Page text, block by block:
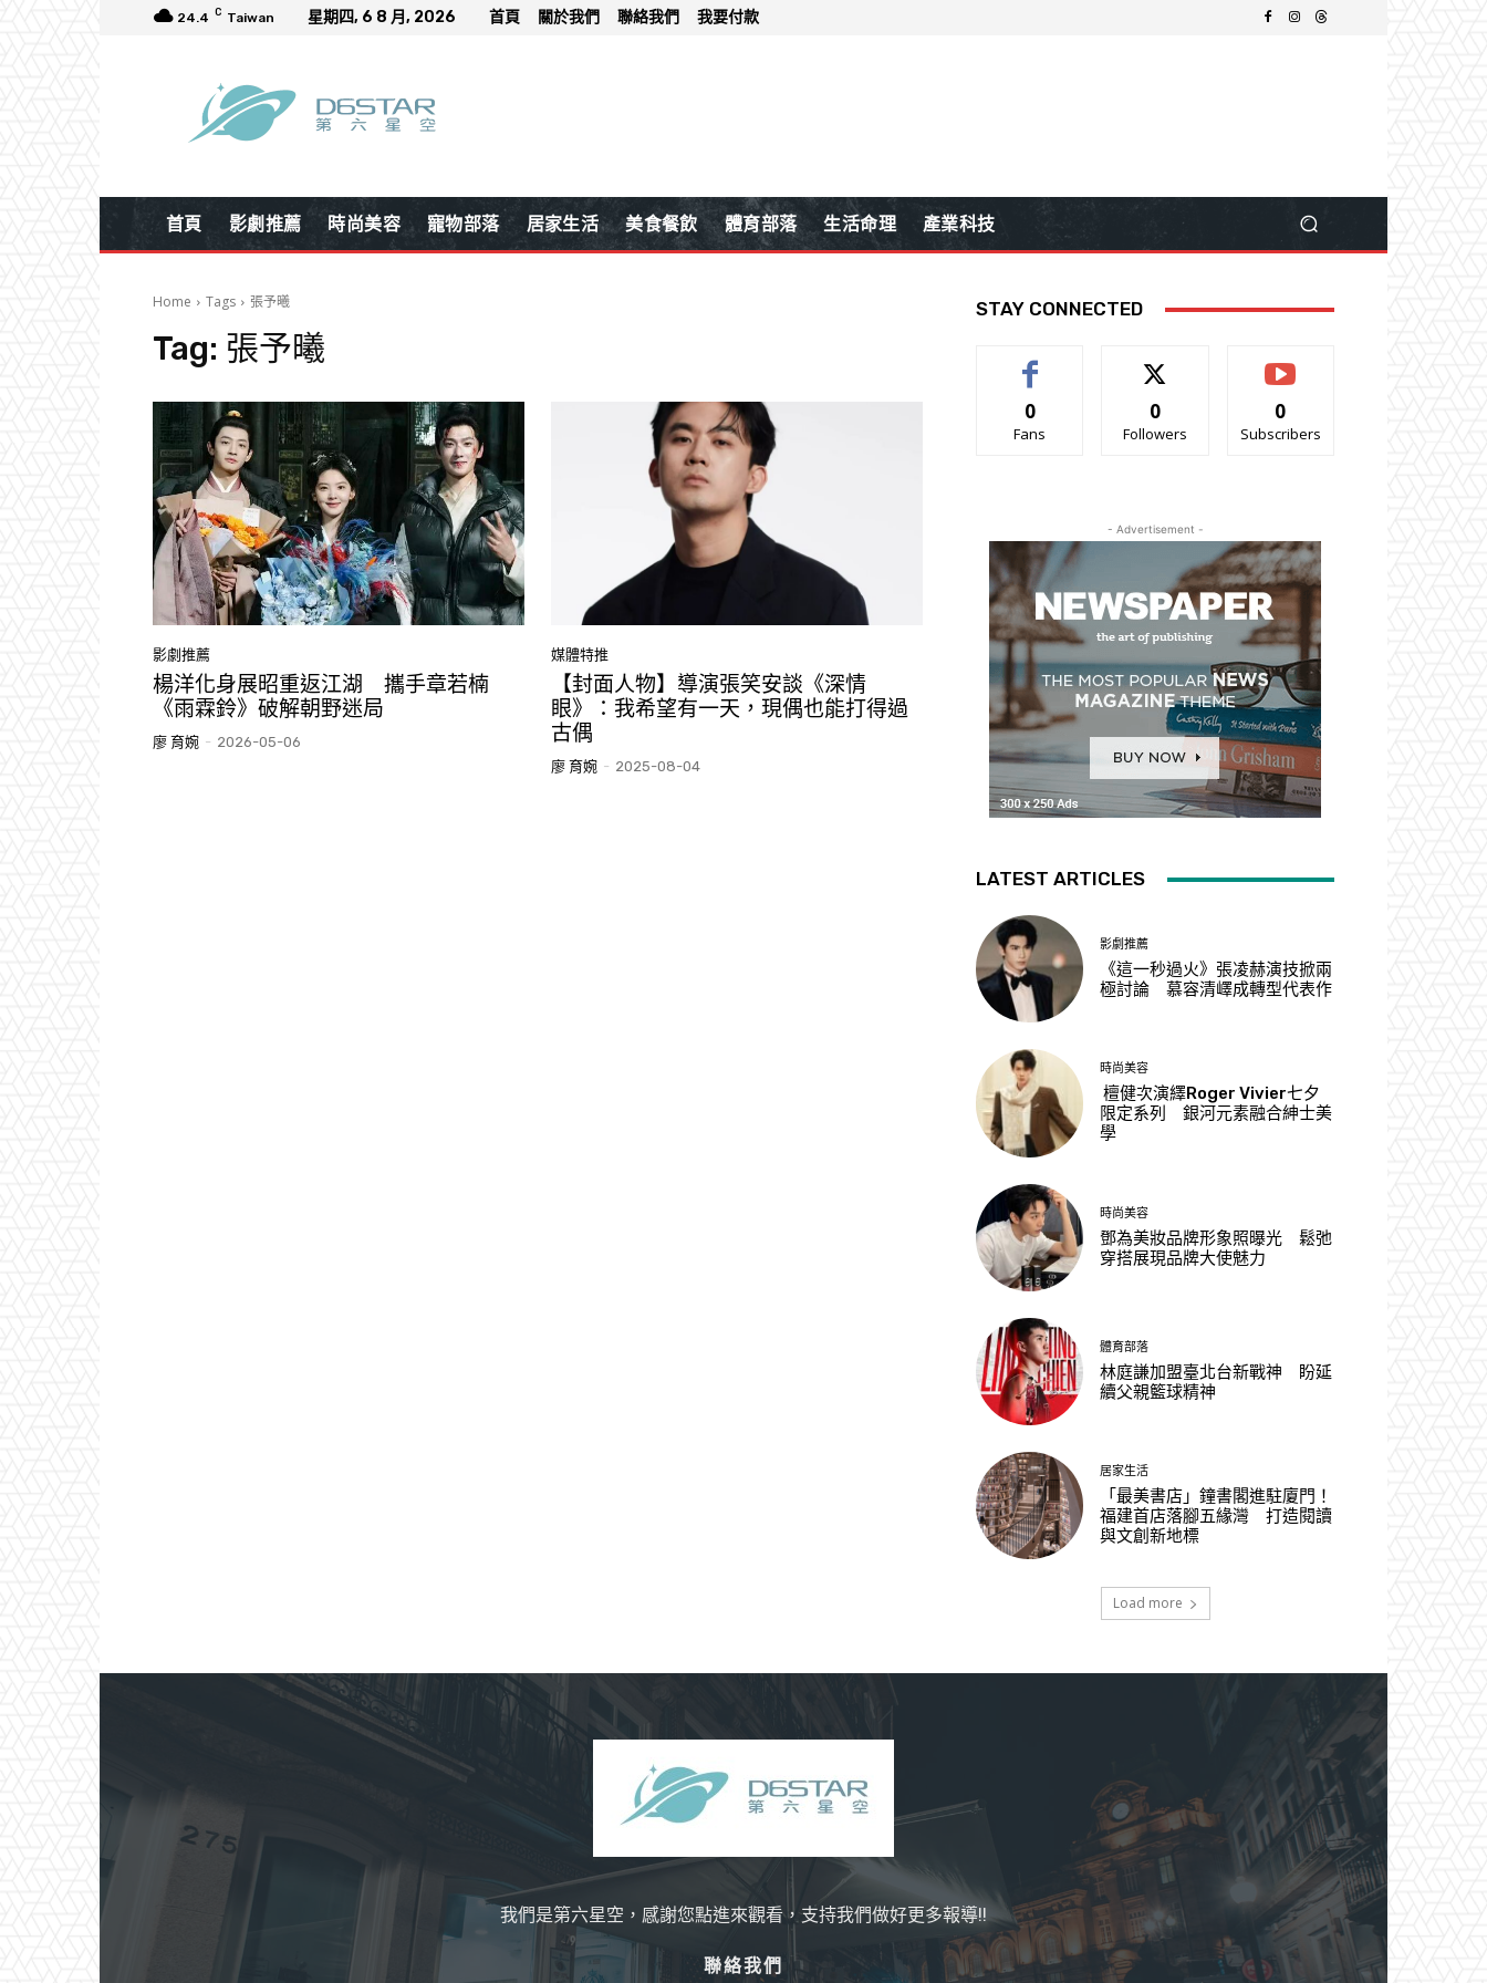
24.4 C Taiwan 星期四, 6 8 月, 2026 首頁 關於我們 聯絡我們 我要付款
首頁 影劇推薦 時尚美容 寵物部落 居家生活 美食餐飲 體育部落 生活命理 產業科技
Home Tags 張予曦
Tag: 張予曦
影劇推薦
楊洋化身展昭重返江湖 攜手章若楠
《雨霖鈴》破解朝野迷局
廖 育婉 - 2026-05-06
媒體特推
【封面人物】導演張笑安談《深情
眼》：我希望有一天，現偶也能打得過
古偶
廖 育婉 - 2025-08-04
STAY CONNECTED
0
Fans
0
Followers
0
Subscribers
- Advertisement -
LATEST ARTICLES
影劇推薦
《這一秒過火》張凌赫演技掀兩
極討論 慕容清嶧成轉型代表作
時尚美容
檀健次演繹Roger Vivier七夕
限定系列 銀河元素融合紳士美
學
時尚美容
鄧為美妝品牌形象照曝光 鬆弛
穿搭展現品牌大使魅力
體育部落
林庭謙加盟臺北台新戰神 盼延
續父親籃球精神
居家生活
「最美書店」鐘書閣進駐廈門！
福建首店落腳五緣灣 打造閱讀
與文創新地標
Load more
我們是第六星空，感謝您點進來觀看，支持我們做好更多報導!!
聯絡我們